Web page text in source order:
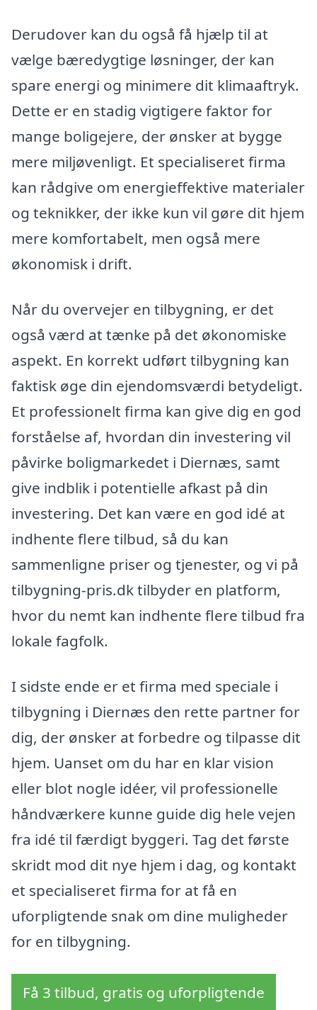
Derudover kan du også få hjælp til at
vælge bæredygtige løsninger, der kan
spare energi og minimere dit klimaaftryk.
Dette er en stadig vigtigere faktor for
mange boligejere, der ønsker at bygge
mere miljøvenligt. Et specialiseret firma
kan rådgive om energieffektive materialer
og teknikker, der ikke kun vil gøre dit hjem
mere komfortabelt, men også mere
økonomisk i drift.
Når du overvejer en tilbygning, er det
også værd at tænke på det økonomiske
aspekt. En korrekt udført tilbygning kan
faktisk øge din ejendomsværdi betydeligt.
Et professionelt firma kan give dig en god
forståelse af, hvordan din investering vil
påvirke boligmarkedet i Diernæs, samt
give indblik i potentielle afkast på din
investering. Det kan være en god idé at
indhente flere tilbud, så du kan
sammenligne priser og tjenester, og vi på
tilbygning-pris.dk tilbyder en platform,
hvor du nemt kan indhente flere tilbud fra
lokale fagfolk.
I sidste ende er et firma med speciale i
tilbygning i Diernæs den rette partner for
dig, der ønsker at forbedre og tilpasse dit
hjem. Uanset om du har en klar vision
eller blot nogle idéer, vil professionelle
håndværkere kunne guide dig hele vejen
fra idé til færdigt byggeri. Tag det første
skridt mod dit nye hjem i dag, og kontakt
et specialiseret firma for at få en
uforpligtende snak om dine muligheder
for en tilbygning.
Få 3 tilbud, gratis og uforpligtende